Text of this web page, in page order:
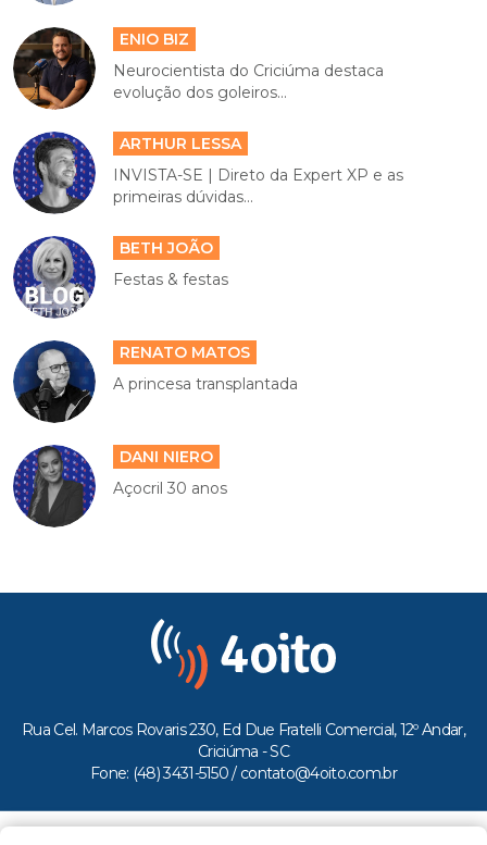
ENIO BIZ
Neurocientista do Criciúma destaca
evolução dos goleiros...
ARTHUR LESSA
INVISTA-SE | Direto da Expert XP e as
primeiras dúvidas...
BETH JOÃO
Festas & festas
RENATO MATOS
A princesa transplantada
DANI NIERO
Açocril 30 anos
Rua Cel. Marcos Rovaris 230, Ed Due Fratelli Comercial, 12º Andar,
Criciúma - SC
Fone: (48) 3431-5150 / contato@4oito.com.br